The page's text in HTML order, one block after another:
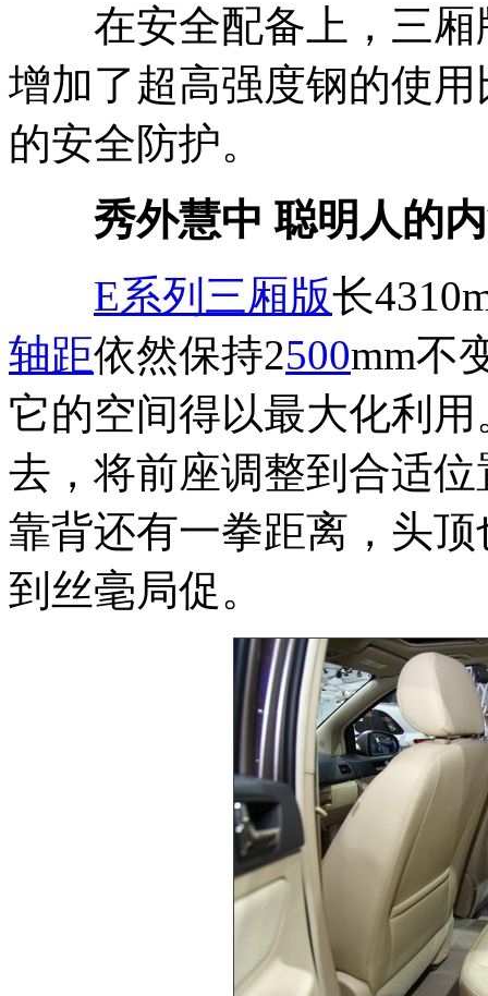
在安全配备上，三厢
增加了超高强度钢的使
的安全防护。
秀外慧中 聪明人的内
E系列三厢版长
轴距依然保持2500mm不
它的空间得以最大化利
去，将前座调整到合适
靠背还有一拳距离，头
到丝毫局促。